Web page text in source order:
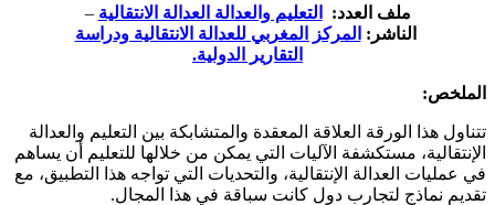
ملف العدد:التعليم والعدالة العدالة الانتقالية–
الناشر:المركز المغربي للعدالة الانتقالية ودراسة
التقارير الدولية.
هذا الورقة العلاقة المعقدة والمتشابكة بين التعليم والعدالة
مستكشفة الآليات التي يمكن من خلالها للتعليم أن يساهم
عمليات العدالة الإنتقالية، والتحديات التي تواجه هذا التطبيق، مع
نماذج لتجارب دول كانت سباقة في هذا المجال.